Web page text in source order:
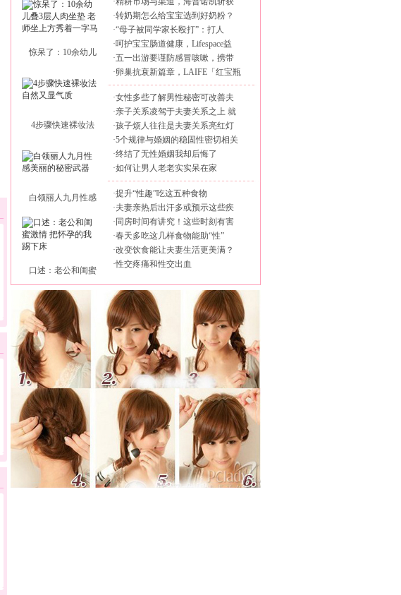
惊呆了：10余幼儿
4步骤快速裸妆法
白领丽人九月性感
口述：老公和闺蜜
·转奶期怎么给宝宝选到好奶粉？
·“母子被同学家长殴打”：打人
·呵护宝宝肠道健康，Lifespace益
·五一出游要谨防感冒咳嗽，携带
·卵巢抗衰新篇章，LAIFE「红宝瓶
·女性多些了解男性秘密可改善夫
·亲子关系凌驾于夫妻关系之上 就
·孩子烦人往往是夫妻关系亮红灯
·5个规律与婚姻的稳固性密切相关
·终结了无性婚姻我却后悔了
·如何让男人老老实实呆在家
·提升“性趣”吃这五种食物
·夫妻亲热后出汗多或预示这些疾
· 同房时间有讲究！这些时刻有害
·春天多吃这几样食物能助“性”
·改变饮食能让夫妻生活更美满？
·性交疼痛和性交出血